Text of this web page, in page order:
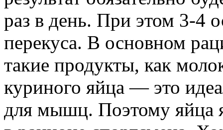
раз в день. При этом 3-4
перекуса. В основном
такие продукты, как
куриного яйца — это
для мышц. Поэтому яйца